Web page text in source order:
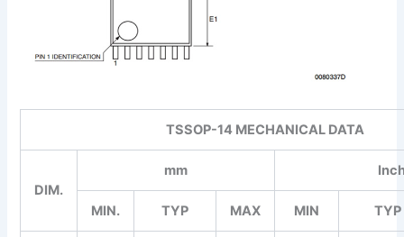
TSSOP-14 MECHANICAL DATA
DIM.
mm
MIN. TYP MAX MIN TYP